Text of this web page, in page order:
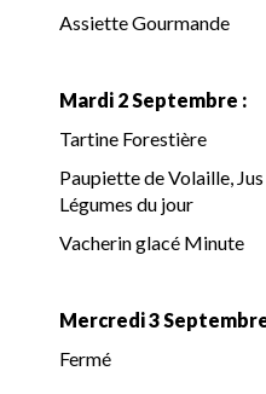
Assiette Gourmande
Mardi 2 Septembre :
Tartine Forestière
Paupiette de Volaille,
Légumes du jour
Vacherin glacé Minute
Mercredi 3
Fermé